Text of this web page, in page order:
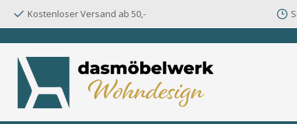
Hauptinhalt springen
Zur Suche springen
Zur Hauptnavigation springen
Kostenloser Versand ab 50,-